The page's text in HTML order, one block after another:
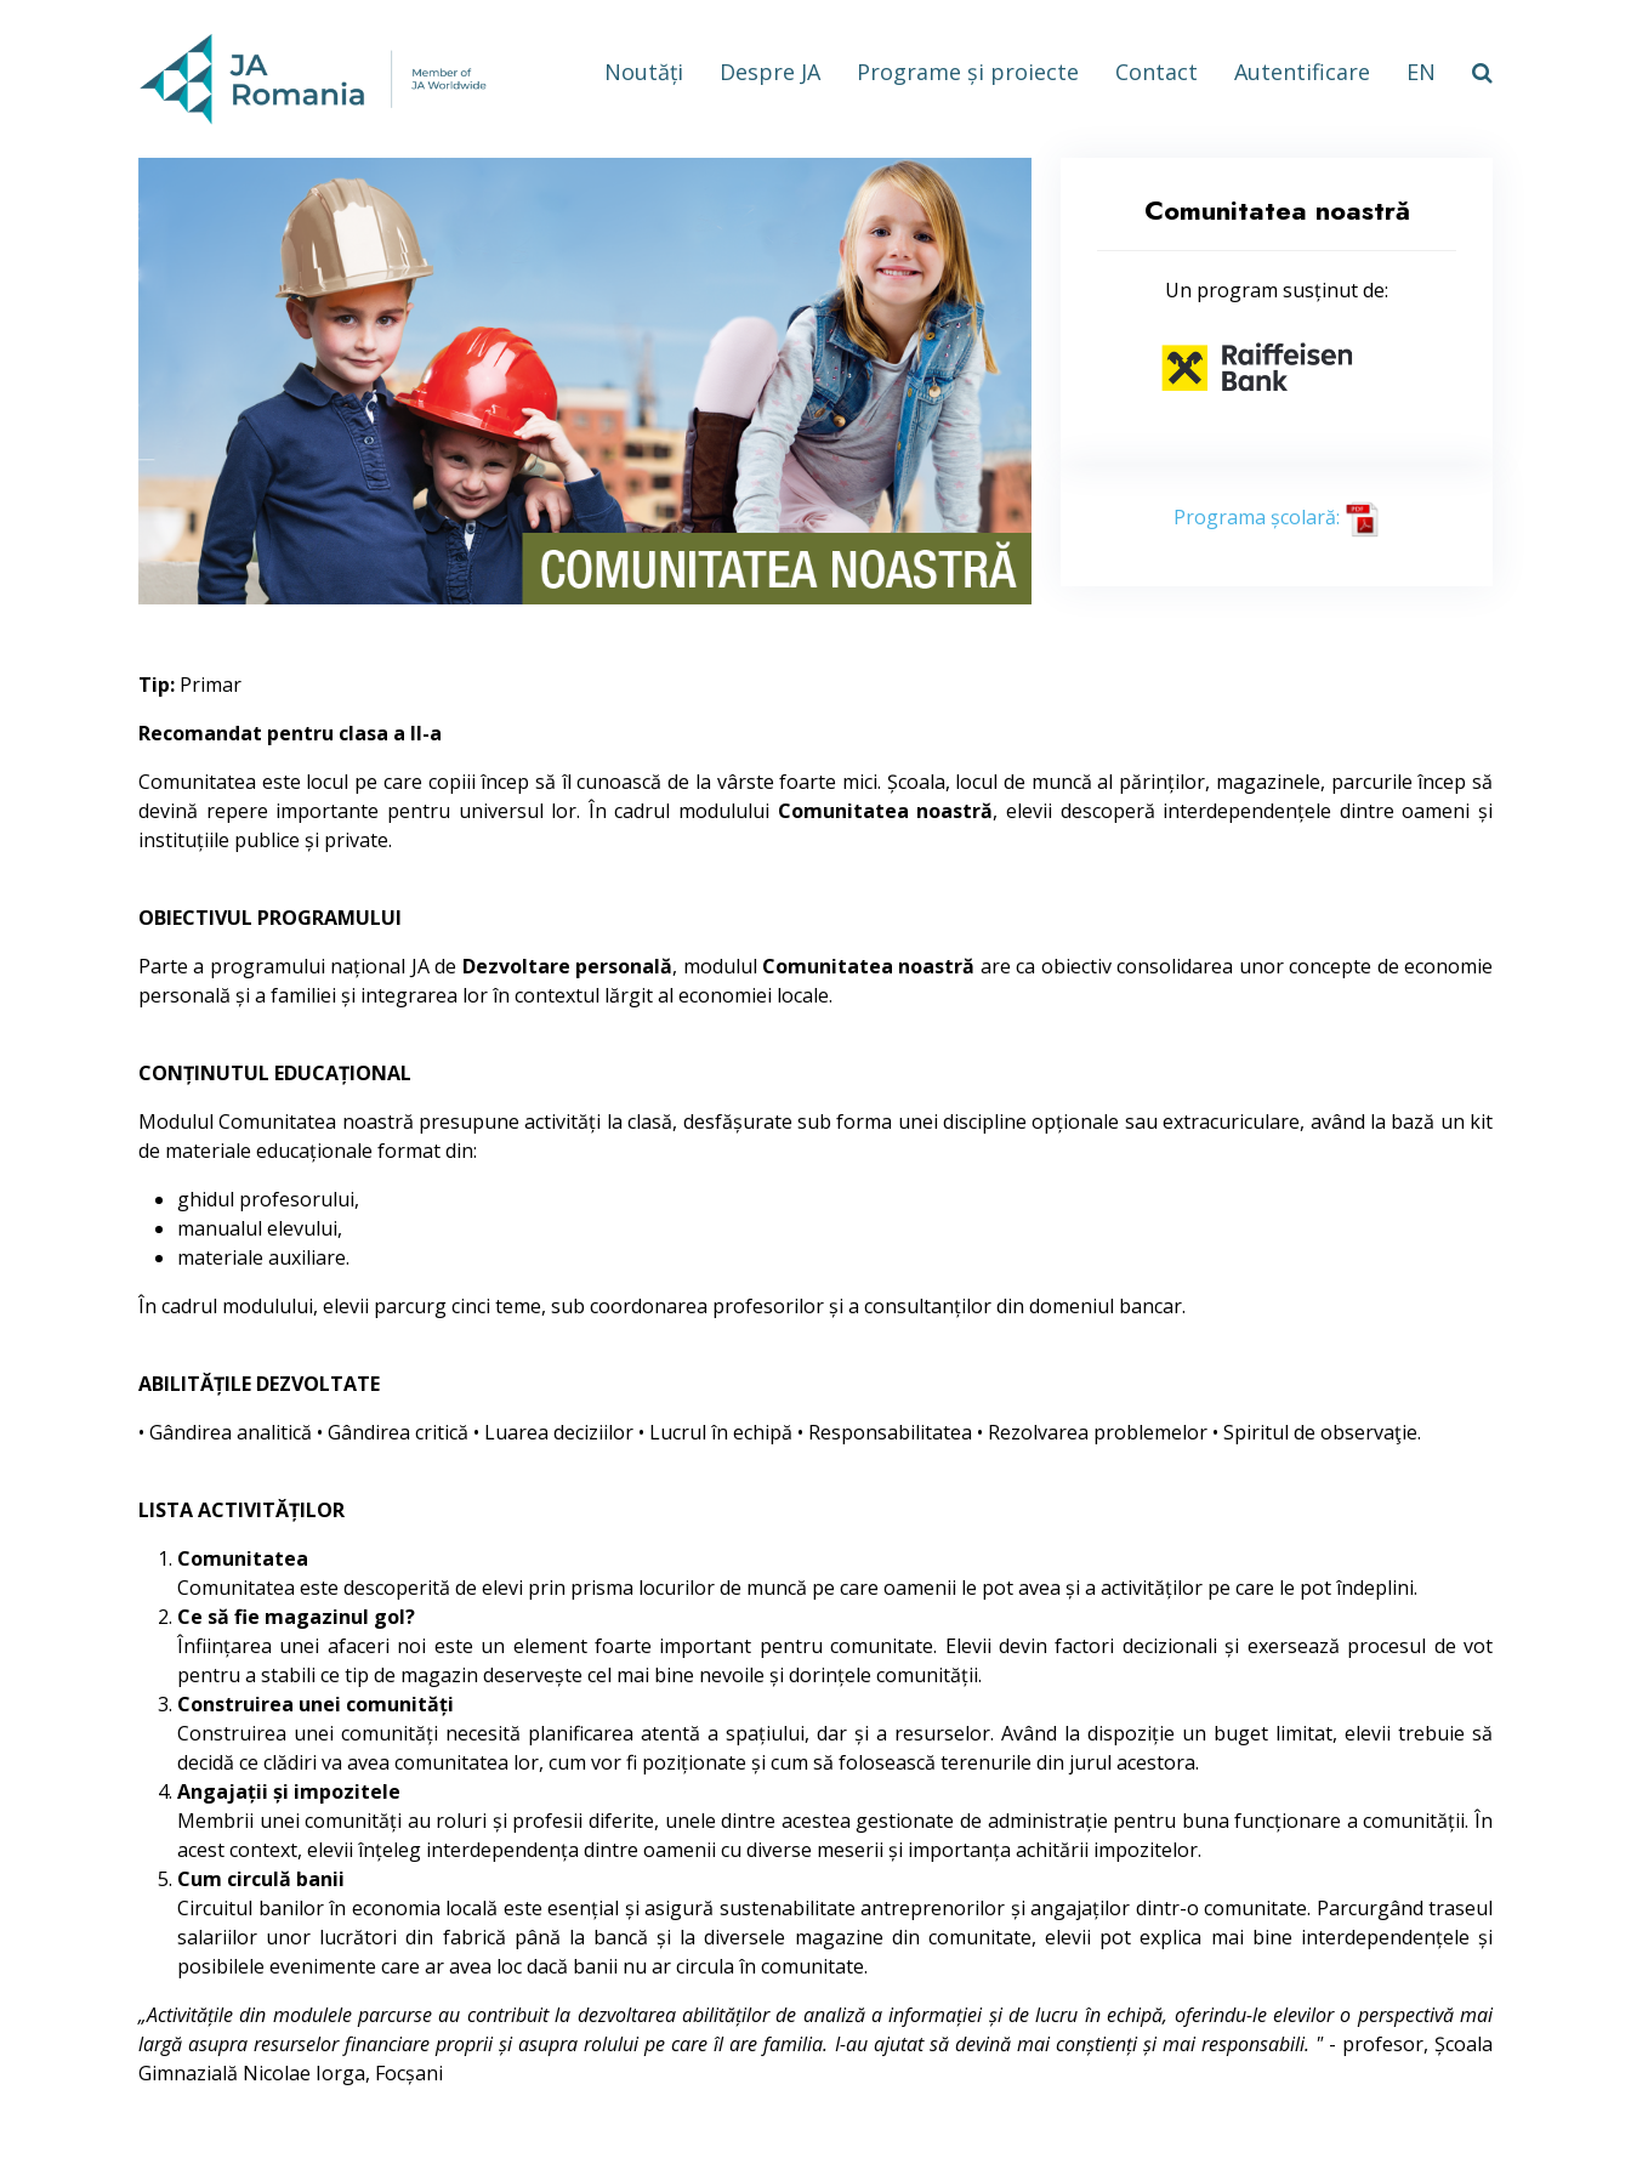
Noutăți Despre JA Programe și proiecte Contact Autentificare EN
Comunitatea noastră
Un program susținut de:
Programa școlară:
Tip: Primar
Recomandat pentru clasa a II-a
Comunitatea este locul pe care copiii încep să îl cunoască de la vârste foarte mici. Școala, locul de muncă al părinților, magazinele, parcurile încep să
devină repere importante pentru universul lor. În cadrul modulului Comunitatea noastră, elevii descoperă interdependențele dintre oameni și
instituțiile publice și private.
OBIECTIVUL PROGRAMULUI
Parte a programului național JA de Dezvoltare personală, modulul Comunitatea noastră are ca obiectiv consolidarea unor concepte de economie
personală și a familiei și integrarea lor în contextul lărgit al economiei locale.
CONȚINUTUL EDUCAȚIONAL
Modulul Comunitatea noastră presupune activități la clasă, desfășurate sub forma unei discipline opționale sau extracuriculare, având la bază un kit
de materiale educaționale format din:
ghidul profesorului,
manualul elevului,
materiale auxiliare.
În cadrul modulului, elevii parcurg cinci teme, sub coordonarea profesorilor și a consultanților din domeniul bancar.
ABILITĂȚILE DEZVOLTATE
• Gândirea analitică • Gândirea critică • Luarea deciziilor • Lucrul în echipă • Responsabilitatea • Rezolvarea problemelor • Spiritul de observaţie.
LISTA ACTIVITĂȚILOR
Comunitatea
Comunitatea este descoperită de elevi prin prisma locurilor de muncă pe care oamenii le pot avea și a activităților pe care le pot îndeplini.
Ce să fie magazinul gol?
Înființarea unei afaceri noi este un element foarte important pentru comunitate. Elevii devin factori decizionali și exersează procesul de vot
pentru a stabili ce tip de magazin deservește cel mai bine nevoile și dorințele comunității.
Construirea unei comunități
Construirea unei comunități necesită planificarea atentă a spațiului, dar și a resurselor. Având la dispoziție un buget limitat, elevii trebuie să
decidă ce clădiri va avea comunitatea lor, cum vor fi poziționate și cum să folosească terenurile din jurul acestora.
Angajații și impozitele
Membrii unei comunități au roluri și profesii diferite, unele dintre acestea gestionate de administrație pentru buna funcționare a comunității. În
acest context, elevii înțeleg interdependența dintre oamenii cu diverse meserii și importanța achitării impozitelor.
Cum circulă banii
Circuitul banilor în economia locală este esențial și asigură sustenabilitate antreprenorilor și angajaților dintr-o comunitate. Parcurgând traseul
salariilor unor lucrători din fabrică până la bancă și la diversele magazine din comunitate, elevii pot explica mai bine interdependențele și
posibilele evenimente care ar avea loc dacă banii nu ar circula în comunitate.
„Activitățile din modulele parcurse au contribuit la dezvoltarea abilităților de analiză a informației și de lucru în echipă, oferindu-le elevilor o perspectivă mai
largă asupra resurselor financiare proprii și asupra rolului pe care îl are familia. I-au ajutat să devină mai conștienți și mai responsabili. "- profesor, Școala
Gimnazială Nicolae Iorga, Focșani